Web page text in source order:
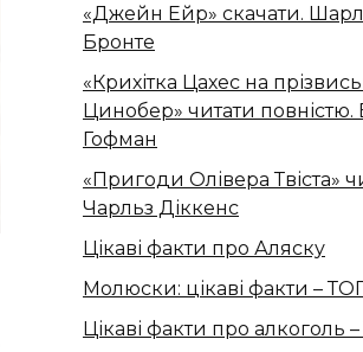
«Джейн Ейр» скачати.
Бронте
«Крихітка Цахес на
Цинобер» читати повністю.
Гофман
«Пригоди Олівера Твіста»
Чарльз Діккенс
Цікаві факти про Аляску
Молюски: цікаві факти –
Цікаві факти про алкоголь